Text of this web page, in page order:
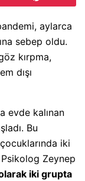
aylarca
sebep oldu.
kırpma,
dışı
evde kalınan
Bu
iki
Zeynep
iki grupta